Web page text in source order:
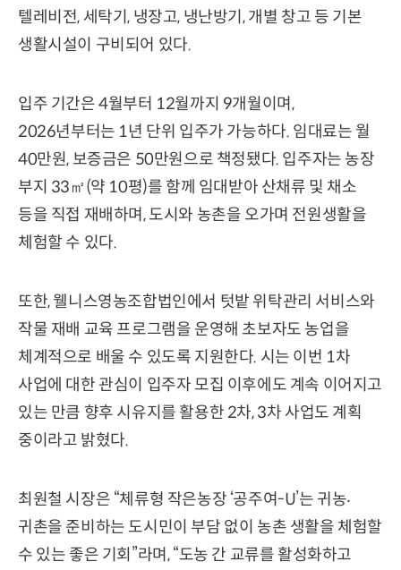
텔레비전, 세탁기, 냉장고, 냉난방기, 개별 창고 등 기본
생활시설이 구비되어 있다.
입주 기간은 4월부터 12월까지 9개월이며,
2026년부터는 1년 단위 입주가 가능하다. 임대료는 월
40만원, 보증금은 50만원으로 책정됐다. 입주자는 농장
부지 33㎡(약 10평)를 함께 임대받아 산채류 및 채소
등을 직접 재배하며, 도시와 농촌을 오가며 전원생활을
체험할 수 있다.
또한, 웰니스영농조합법인에서 텃밭 위탁관리 서비스와
작물 재배 교육 프로그램을 운영해 초보자도 농업을
체계적으로 배울 수 있도록 지원한다. 시는 이번 1차
사업에 대한 관심이 입주자 모집 이후에도 계속 이어지고
있는 만큼 향후 시유지를 활용한 2차, 3차 사업도 계획
중이라고 밝혔다.
최원철 시장은 “체류형 작은농장 ‘공주여-U’는 귀농‧
귀촌을 준비하는 도시민이 부담 없이 농촌 생활을 체험할
수 있는 좋은 기회”라며, “도농 간 교류를 활성화하고